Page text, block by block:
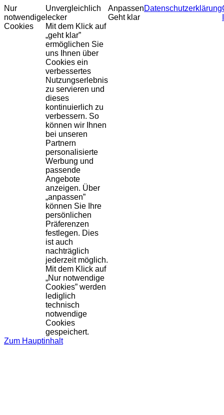
Nur
notwendige
Cookies
Unvergleichlich
lecker
Mit dem Klick auf
„geht klar”
ermöglichen Sie
uns Ihnen über
Cookies ein
verbessertes
Nutzungserlebnis
zu servieren und
dieses
kontinuierlich zu
verbessern. So
können wir Ihnen
bei unseren
Partnern
personalisierte
Werbung und
passende
Angebote
anzeigen. Über
„anpassen”
können Sie Ihre
persönlichen
Präferenzen
festlegen. Dies
ist auch
nachträglich
jederzeit möglich.
Mit dem Klick auf
„Nur notwendige
Cookies” werden
lediglich
technisch
notwendige
Cookies
gespeichert.
Anpassen
Geht klar
Datenschutzerklärung
Zum Hauptinhalt